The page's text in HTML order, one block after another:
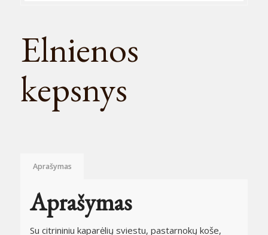
Elnienos
kepsnys
Aprašymas
Aprašymas
Su citrininiu kaparėlių sviestu, pastarnokų koše,